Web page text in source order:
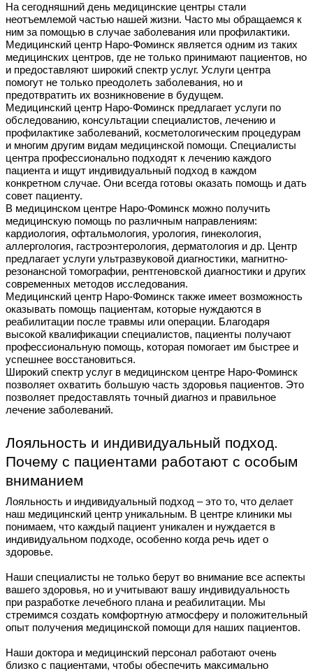
На сегодняшний день медицинские центры стали
неотъемлемой частью нашей жизни. Часто мы обращаемся к
ним за помощью в случае заболевания или профилактики.
Медицинский центр Наро-Фоминск является одним из таких
медицинских центров, где не только принимают пациентов, но
и предоставляют широкий спектр услуг. Услуги центра
помогут не только преодолеть заболевания, но и
предотвратить их возникновение в будущем.
Медицинский центр Наро-Фоминск предлагает услуги по
обследованию, консультации специалистов, лечению и
профилактике заболеваний, косметологическим процедурам
и многим другим видам медицинской помощи. Специалисты
центра профессионально подходят к лечению каждого
пациента и ищут индивидуальный подход в каждом
конкретном случае. Они всегда готовы оказать помощь и дать
совет пациенту.
В медицинском центре Наро-Фоминск можно получить
медицинскую помощь по различным направлениям:
кардиология, офтальмология, урология, гинекология,
аллергология, гастроэнтерология, дерматология и др. Центр
предлагает услуги ультразвуковой диагностики, магнитно-
резонансной томографии, рентгеновской диагностики и других
современных методов исследования.
Медицинский центр Наро-Фоминск также имеет возможность
оказывать помощь пациентам, которые нуждаются в
реабилитации после травмы или операции. Благодаря
высокой квалификации специалистов, пациенты получают
профессиональную помощь, которая помогает им быстрее и
успешнее восстановиться.
Широкий спектр услуг в медицинском центре Наро-Фоминск
позволяет охватить большую часть здоровья пациентов. Это
позволяет предоставлять точный диагноз и правильное
лечение заболеваний.
Лояльность и индивидуальный подход.
Почему с пациентами работают с особым
вниманием
Лояльность и индивидуальный подход – это то, что делает
наш медицинский центр уникальным. В центре клиники мы
понимаем, что каждый пациент уникален и нуждается в
индивидуальном подходе, особенно когда речь идет о
здоровье.
Наши специалисты не только берут во внимание все аспекты
вашего здоровья, но и учитывают вашу индивидуальность
при разработке лечебного плана и реабилитации. Мы
стремимся создать комфортную атмосферу и положительный
опыт получения медицинской помощи для наших пациентов.
Наши доктора и медицинский персонал работают очень
близко с пациентами, чтобы обеспечить максимально